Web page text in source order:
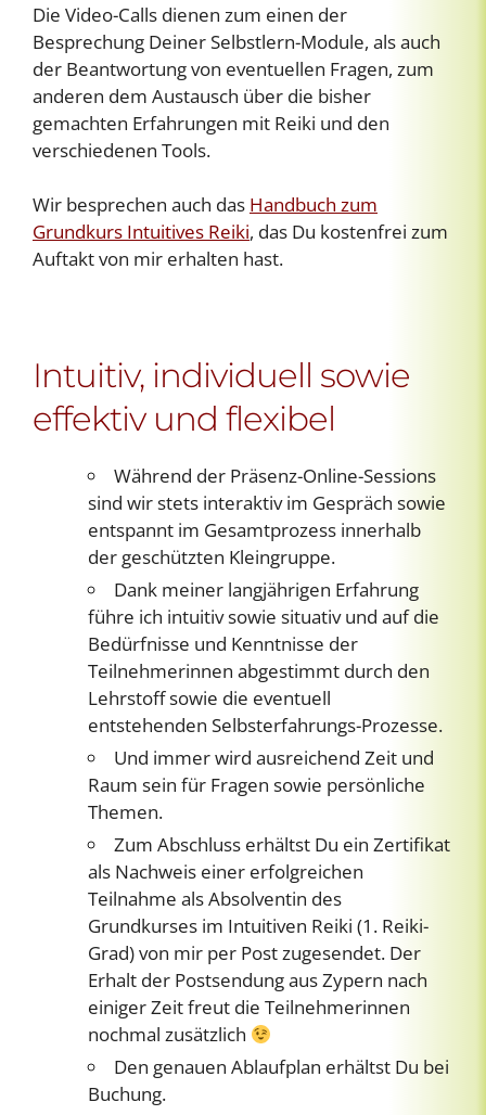
Die Video-Calls dienen zum einen der
Besprechung Deiner Selbstlern-Module, als auch
der Beantwortung von eventuellen Fragen, zum
anderen dem Austausch über die bisher
gemachten Erfahrungen mit Reiki und den
verschiedenen Tools.
Wir besprechen auch das Handbuch zum
Grundkurs Intuitives Reiki, das Du kostenfrei zum
Auftakt von mir erhalten hast.
Intuitiv, individuell sowie
effektiv und flexibel
Während der Präsenz-Online-Sessions
sind wir stets interaktiv im Gespräch sowie
entspannt im Gesamtprozess innerhalb
der geschützten Kleingruppe.
Dank meiner langjährigen Erfahrung
führe ich intuitiv sowie situativ und auf die
Bedürfnisse und Kenntnisse der
Teilnehmerinnen abgestimmt durch den
Lehrstoff sowie die eventuell
entstehenden Selbsterfahrungs-Prozesse.
Und immer wird ausreichend Zeit und
Raum sein für Fragen sowie persönliche
Themen.
Zum Abschluss erhältst Du ein Zertifikat
als Nachweis einer erfolgreichen
Teilnahme als Absolventin des
Grundkurses im Intuitiven Reiki (1. Reiki-
Grad) von mir per Post zugesendet. Der
Erhalt der Postsendung aus Zypern nach
einiger Zeit freut die Teilnehmerinnen
nochmal zusätzlich
Den genauen Ablaufplan erhältst Du bei
Buchung.